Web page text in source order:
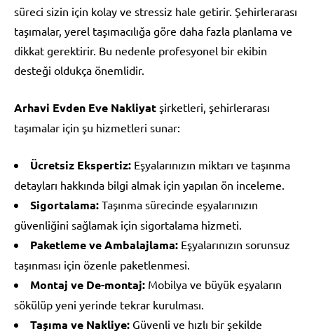
süreci sizin için kolay ve stressiz hale getirir. Şehirlerarası
taşımalar, yerel taşımacılığa göre daha fazla planlama ve
dikkat gerektirir. Bu nedenle profesyonel bir ekibin
desteği oldukça önemlidir.
Arhavi Evden Eve Nakliyat şirketleri, şehirlerarası
taşımalar için şu hizmetleri sunar:
Ücretsiz Ekspertiz: Eşyalarınızın miktarı ve taşınma
detayları hakkında bilgi almak için yapılan ön inceleme.
Sigortalama: Taşınma sürecinde eşyalarınızın
güvenliğini sağlamak için sigortalama hizmeti.
Paketleme ve Ambalajlama: Eşyalarınızın sorunsuz
taşınması için özenle paketlenmesi.
Montaj ve De-montaj: Mobilya ve büyük eşyaların
sökülüp yeni yerinde tekrar kurulması.
Taşıma ve Nakliye: Güvenli ve hızlı bir şekilde